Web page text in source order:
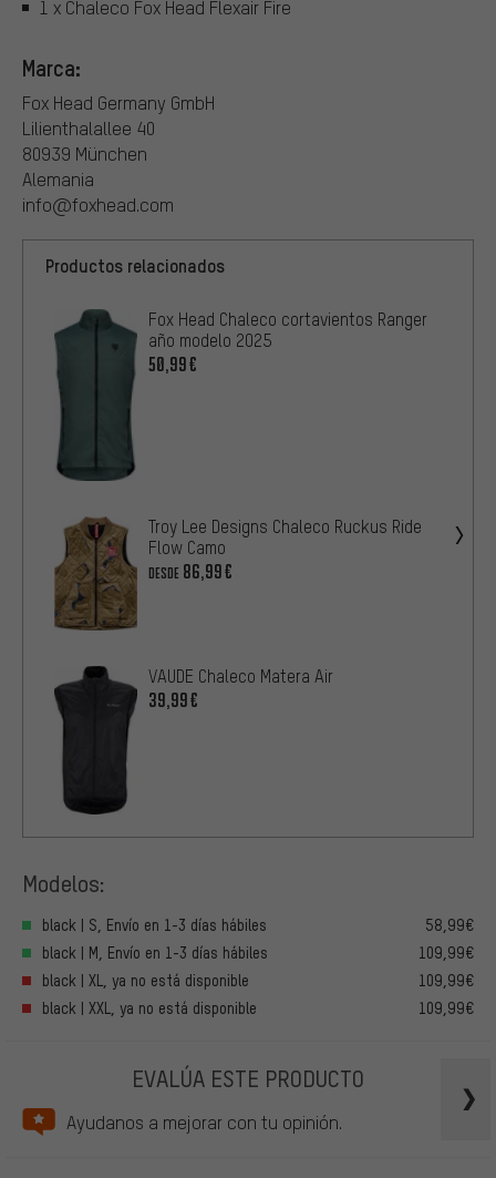
1 x Chaleco Fox Head Flexair Fire
Marca:
Fox Head Germany GmbH
Lilienthalallee 40
80939 München
Alemania
info@foxhead.com
Productos relacionados
Fox Head Chaleco cortavientos Ranger
año modelo 2025
50,99€
Troy Lee Designs Chaleco Ruckus Ride
Flow Camo
DESDE 86,99€
VAUDE Chaleco Matera Air
39,99€
Modelos:
black | S, Envío en 1-3 días hábiles
58,99€
black | M, Envío en 1-3 días hábiles
109,99€
black | XL, ya no está disponible
109,99€
black | XXL, ya no está disponible
109,99€
EVALÚA ESTE PRODUCTO
Ayudanos a mejorar con tu opinión.